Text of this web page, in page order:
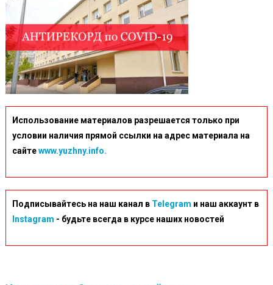
Использование материалов разрешается только при
условии наличия прямой ссылки на адрес материала на
сайтеwww.yuzhny.info.
Подписывайтесь на наш канал в Telegram и наш аккаунт в
Instagram - будьте всегда в курсе наших новостей